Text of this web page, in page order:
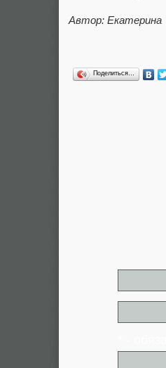
Автор: Екатерина
Поделиться…